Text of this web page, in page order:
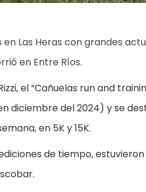
en Las Heras con grandes
en Entre Ríos.
el “Cañuelas run and
diciembre del 2024) y se
en 5K y 15K.
de tiempo, estuvieron